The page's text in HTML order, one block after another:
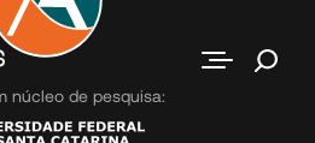
núcleo de pesquisa: